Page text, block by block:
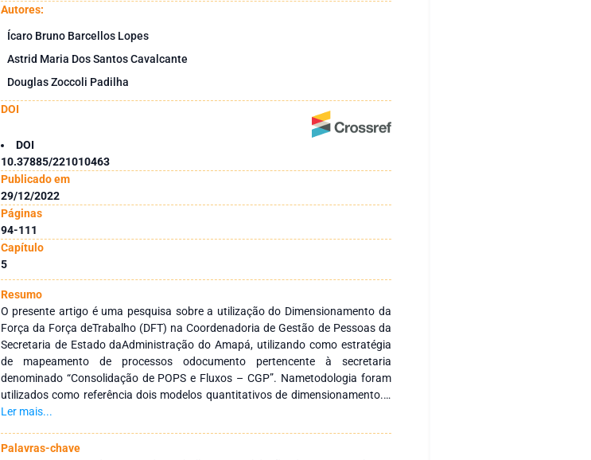
Autores:
Ícaro Bruno Barcellos Lopes
Astrid Maria Dos Santos Cavalcante
Douglas Zoccoli Padilha
DOI
DOI
10.37885/221010463
Publicado em
29/12/2022
Páginas
94-111
Capítulo
5
Resumo
O presente artigo é uma pesquisa sobre a utilização do Dimensionamento da
Força da Força deTrabalho (DFT) na Coordenadoria de Gestão de Pessoas da
Secretaria de Estado daAdministração do Amapá, utilizando como estratégia
de mapeamento de processos odocumento pertencente à secretaria
denominado “Consolidação de POPS e Fluxos – CGP”. Nametodologia foram
utilizados como referência dois modelos quantitativos de dimensionamento.O
primeiro modelo utilizado foi proposto por Serrano e Franco (2018) e o segundo
Clark e McCombs (2005),porém com determinadas alterações de variáveis
Ler mais...
Palavras-chave